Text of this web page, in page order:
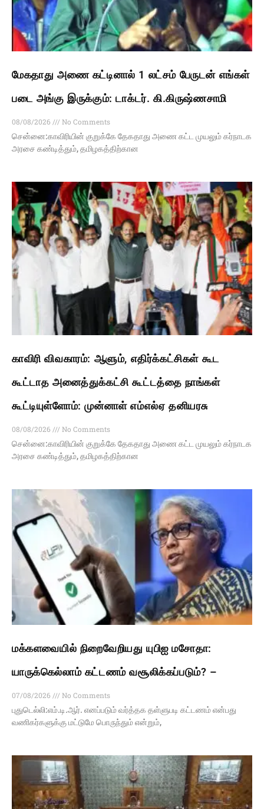
மேகதாது அணை கட்டினால் 1 லட்சம் பேருடன் எங்கள்
படை அங்கு இருக்கும்: டாக்டர். கி.கிருஷ்ணசாமி
08/08/2026
No Comments
சென்னை:காவிரியின் குறுக்கே தேகதாது அணை கட்ட முயலும் கர்நாடக
அரசை கண்டித்தும், தமிழகத்திற்கான
காவிரி விவகாரம்: ஆளும், எதிர்க்கட்சிகள் கூட
கூட்டாத அனைத்துக்கட்சி கூட்டத்தை நாங்கள்
கூட்டியுள்ளோம்: முன்னாள் எம்எல்ஏ தனியரசு
08/08/2026
No Comments
சென்னை:காவிரியின் குறுக்கே தேகதாது அணை கட்ட முயலும் கர்நாடக
அரசை கண்டித்தும், தமிழகத்திற்கான
மக்களவையில் நிறைவேறியது யுபிஐ மசோதா:
யாருக்கெல்லாம் கட்டணம் வசூலிக்கப்படும்? –
07/08/2026
No Comments
புதுடெல்லி:எம்.டி.ஆர். எனப்படும் வர்த்தக தள்ளுபடி கட்டணம் என்பது
வணிகர்களுக்கு மட்டுமே பொருந்தும் என்றும்,